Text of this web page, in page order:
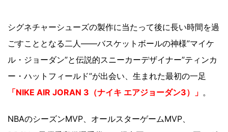
シグネチャーシューズの製作に当たって後に長い時間を過
ごすこととなる二人――バスケットボールの神様”マイケ
ル・ジョーダン”と伝説的スニーカーデザイナー”ティンカ
ー・ハットフィールド”が出会い、生まれた最初の一足
「NIKE AIR JORAN 3（ナイキ エアジョーダン3）」 。
NBAのシーズンMVP、オールスターゲームMVP、